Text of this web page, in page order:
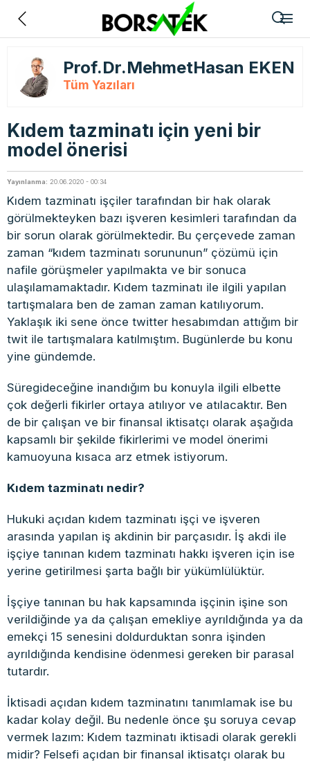
Prof.Dr.MehmetHasan EKEN
Tüm Yazıları
Kıdem tazminatı için yeni bir
model önerisi
Yayınlanma: 20.06.2020 - 00:34
Kıdem tazminatı işçiler tarafından bir hak olarak
görülmekteyken bazı işveren kesimleri tarafından da
bir sorun olarak görülmektedir. Bu çerçevede zaman
zaman “kıdem tazminatı sorununun” çözümü için
nafile görüşmeler yapılmakta ve bir sonuca
ulaşılamamaktadır. Kıdem tazminatı ile ilgili yapılan
tartışmalara ben de zaman zaman katılıyorum.
Yaklaşık iki sene önce twitter hesabımdan attığım bir
twit ile tartışmalara katılmıştım. Bugünlerde bu konu
yine gündemde.
Süregideceğine inandığım bu konuyla ilgili elbette
çok değerli fikirler ortaya atılıyor ve atılacaktır. Ben
de bir çalışan ve bir finansal iktisatçı olarak aşağıda
kapsamlı bir şekilde fikirlerimi ve model önerimi
kamuoyuna kısaca arz etmek istiyorum.
Kıdem tazminatı nedir?
Hukuki açıdan kıdem tazminatı işçi ve işveren
arasında yapılan iş akdinin bir parçasıdır. İş akdi ile
işçiye tanınan kıdem tazminatı hakkı işveren için ise
yerine getirilmesi şarta bağlı bir yükümlülüktür.
İşçiye tanınan bu hak kapsamında işçinin işine son
verildiğinde ya da çalışan emekliye ayrıldığında ya da
emekçi 15 senesini doldurduktan sonra işinden
ayrıldığında kendisine ödenmesi gereken bir parasal
tutardır.
İktisadi açıdan kıdem tazminatını tanımlamak ise bu
kadar kolay değil. Bu nedenle önce şu soruya cevap
vermek lazım: Kıdem tazminatı iktisadi olarak gerekli
midir? Felsefi açıdan bir finansal iktisatçı olarak bu